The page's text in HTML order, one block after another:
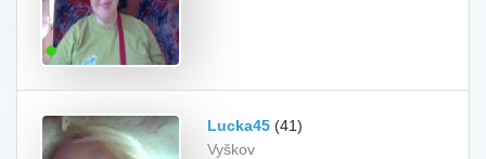
Lucka45 (41)
Vyškov